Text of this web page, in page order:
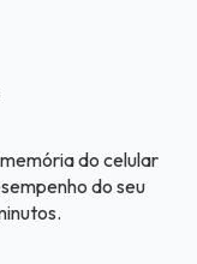
do celular
do seu